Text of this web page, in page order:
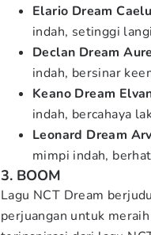
Elario Dream
indah, setinggi
Declan Dream
indah, bersinar
Keano Dream
indah, bercahaya
Leonard Dream
mimpi indah,
3. BOOM
Lagu NCT Dream
perjuangan untuk